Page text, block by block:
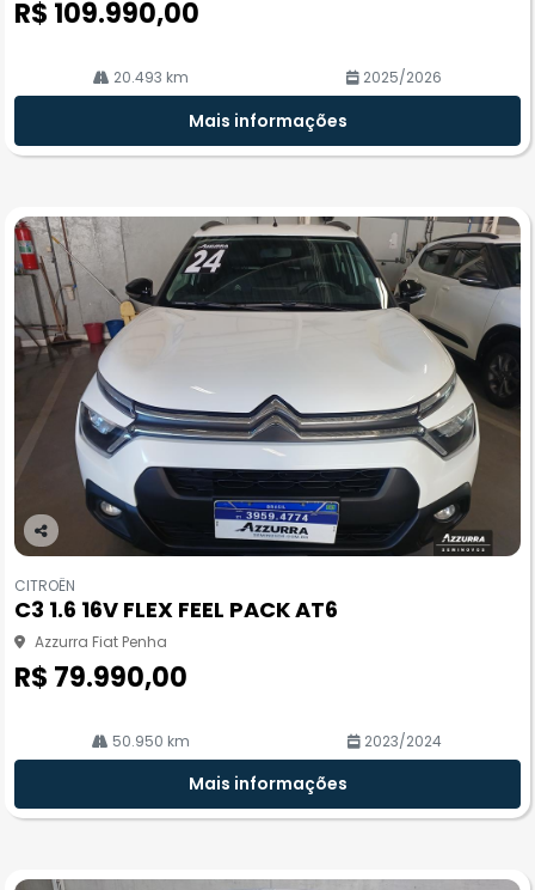
R$ 109.990,00
20.493 km 2025/2026
Mais informações
Co
pa
rtil
he
CITROËN
C3 1.6 16V FLEX FEEL PACK AT6
Azzurra Fiat Penha
R$ 79.990,00
50.950 km 2023/2024
Mais informações